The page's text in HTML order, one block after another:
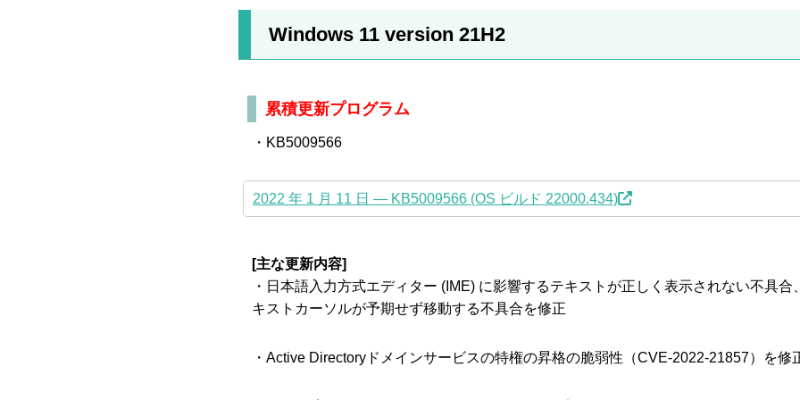
Windows 11 version 21H2
累積更新プログラム
・KB5009566
2022 年 1 月 11 日 — KB5009566 (OS ビルド 22000.434)
[主な更新内容]
・日本語入力方式エディター (IME) に影響するテキストが正しく表示されない不具合
キストカーソルが予期せず移動する不具合を修正
・Active Directoryドメインサービスの特権の昇格の脆弱性（CVE-2022-21857）を修